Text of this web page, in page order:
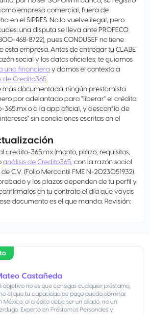
empresa comercial, fuera de
en el SIPRES. No la vuelve ilegal, pero
una disputa se lleva ante PROFECO
468-8722), pues CONDUSEF no tiene
esta empresa. Antes de entregar tu CLABE
social y los datos oficiales; te guiamos
una financiera y damos el contexto a
de Credito365.
más documentada: ningún prestamista
por adelantado para "liberar" el crédito.
365.mx o a la app oficial, y desconfía de
sin condiciones escritas en el
credito-365.mx (monto, plazo, requisitos,
análisis de Credito365, con la razón social
de C.V. (Folio Mercantil FME N-2023051932).
y los plazos dependen de tu perfil y
en tu contrato el día que vayas
documento es el que manda. Revisión:
Castañeda
objetivo no es que consigas cualquier préstamo,
el que tu capacidad de pago pueda dominar.
México, el crédito debe ser un aliado, no un
Experto en Préstamos Personales y